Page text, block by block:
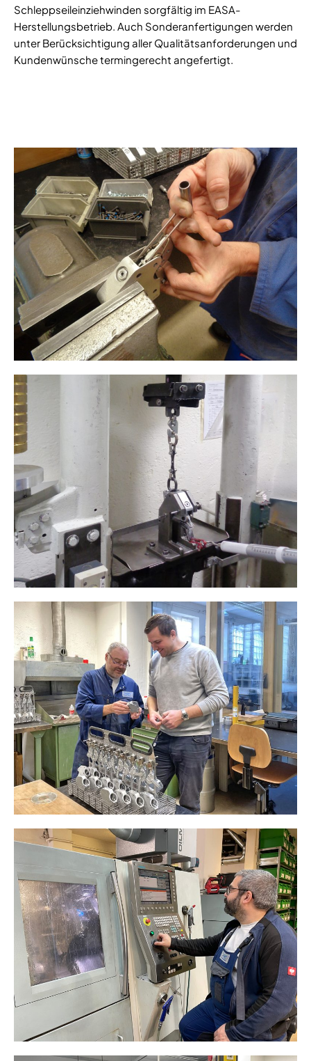
Schleppseileinziehwinden sorgfältig im EASA-
Herstellungsbetrieb. Auch Sonderanfertigungen werden
unter Berücksichtigung aller Qualitätsanforderungen und
Kundenwünsche termingerecht angefertigt.